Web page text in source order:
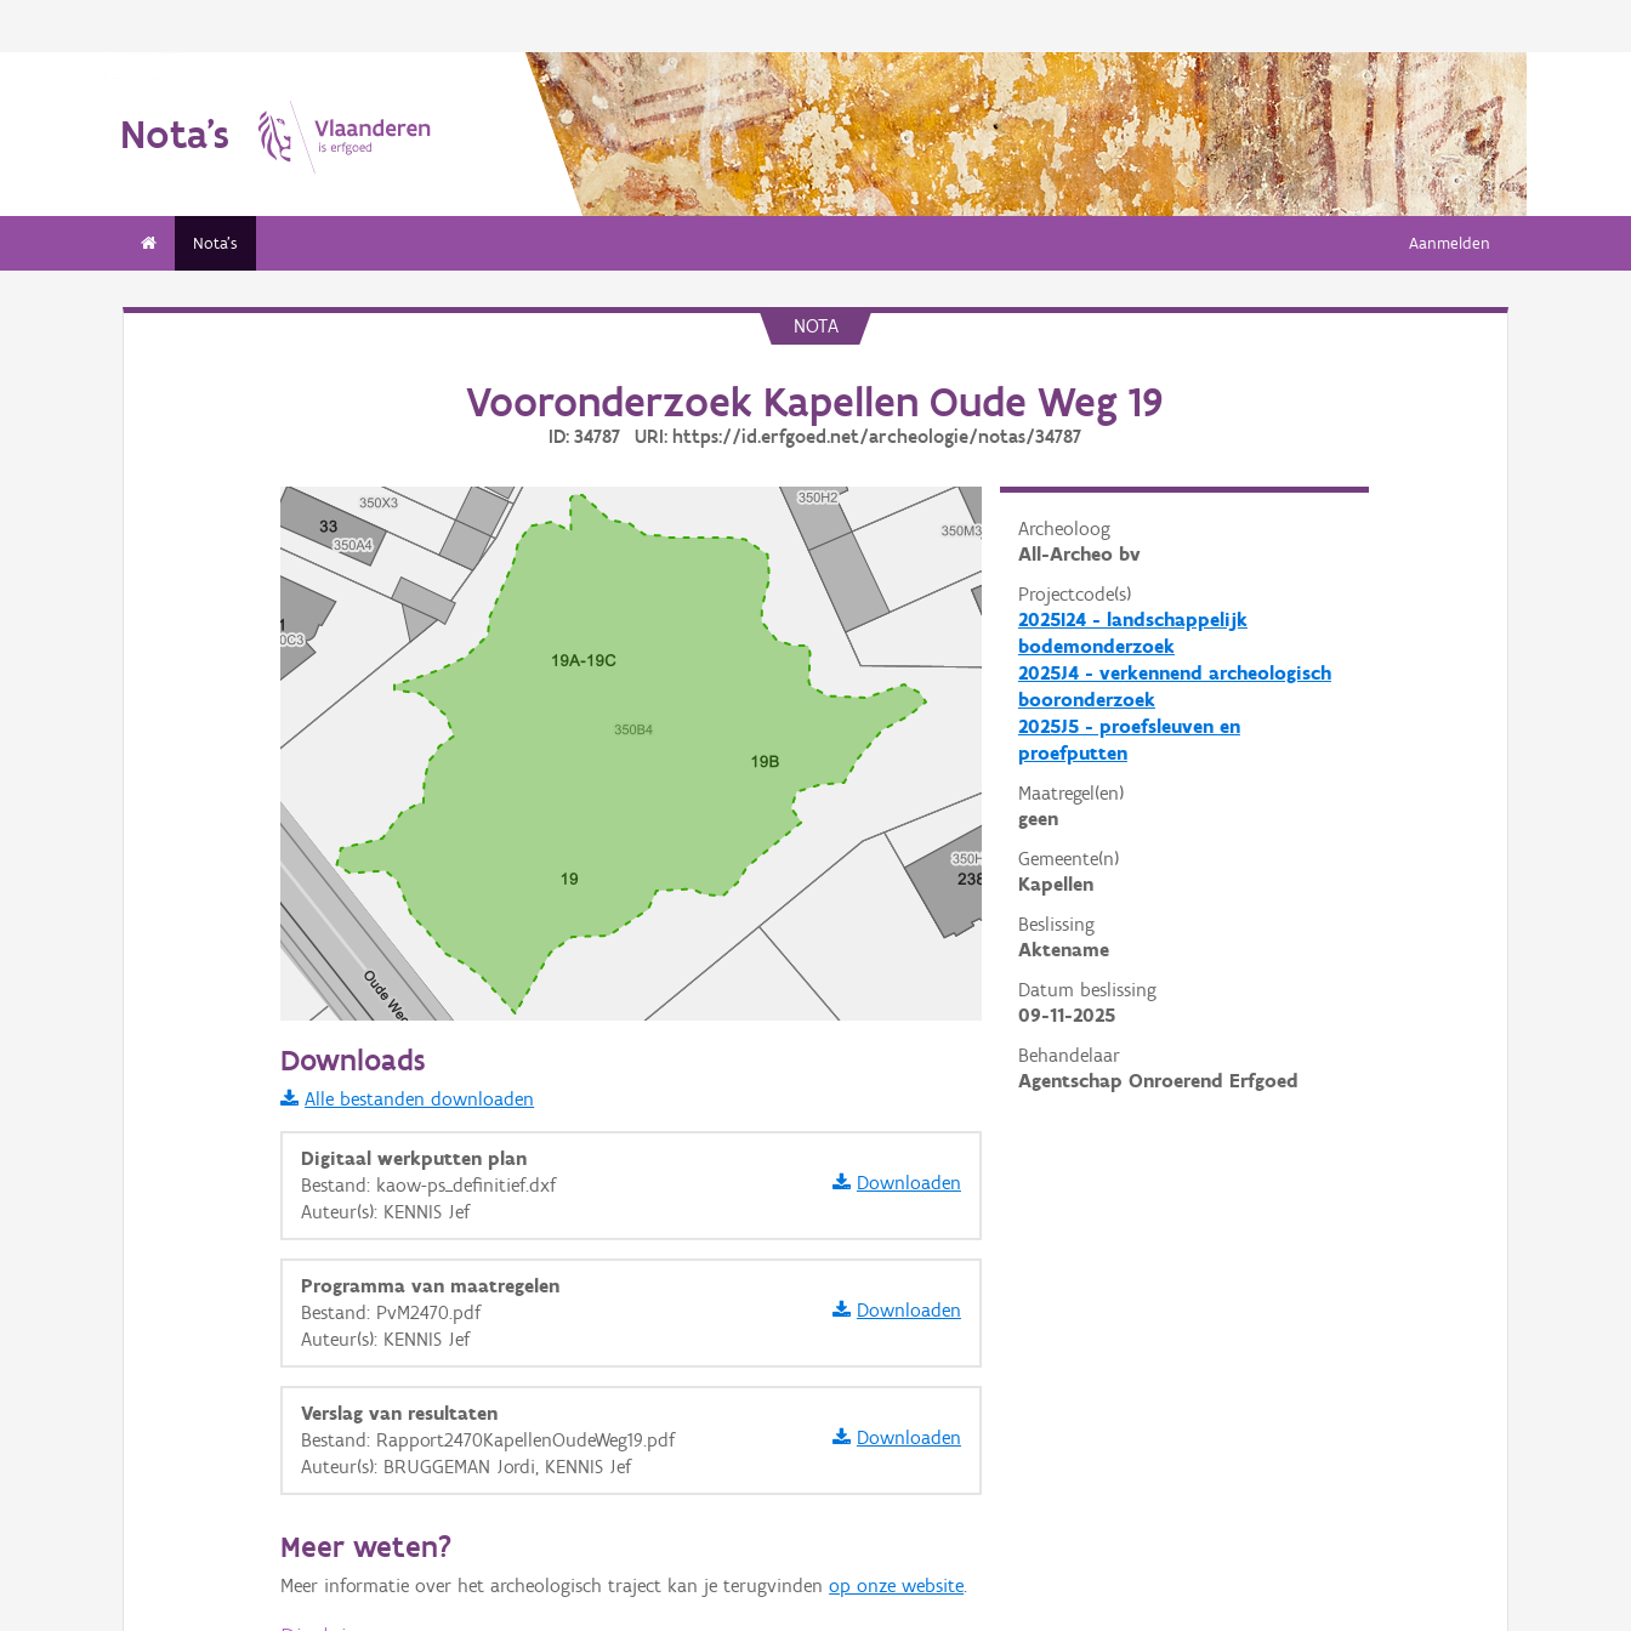
Nota's
Nota's Aanmelden
NOTA
Vooronderzoek Kapellen Oude Weg 19
ID: 34787 URI: https://id.erfgoed.net/archeologie/notas/34787
Archeoloog
All-Archeo bv
Projectcode(s)
2025I24 - landschappelijk
bodemonderzoek
2025J4 - verkennend archeologisch
booronderzoek
2025J5 - proefsleuven en
proefputten
Maatregel(en)
geen
Gemeente(n)
Kapellen
Beslissing
Aktename
Datum beslissing
09-11-2025
Behandelaar
Agentschap Onroerend Erfgoed
Informatie Vlaanderen
i
+ −
OSM-Basiskaart
Ortho
Downloads
Alle bestanden downloaden
Digitaal werkputten plan
Bestand: kaow-ps_definitief.dxf
Auteur(s): KENNIS Jef
Downloaden
Programma van maatregelen
Bestand: PvM2470.pdf
Auteur(s): KENNIS Jef
Downloaden
Verslag van resultaten
Bestand: Rapport2470KapellenOudeWeg19.pdf
Auteur(s): BRUGGEMAN Jordi, KENNIS Jef
Downloaden
Meer weten?
Meer informatie over het archeologisch traject kan je terugvindenop onze website.